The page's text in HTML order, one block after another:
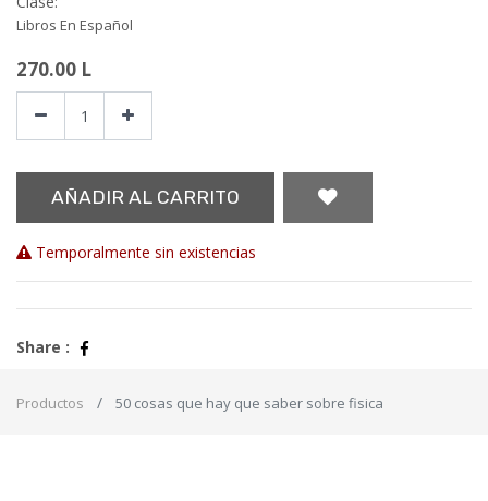
Libros En Español
270.00 L
AÑADIR AL CARRITO
Temporalmente sin existencias
Share :
Productos 50 cosas que hay que saber sobre fisica